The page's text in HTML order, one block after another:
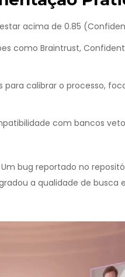
acima de 0.85
como Braintrust, Confident
para calibrar o processo,
com bancos
bug reportado no
a qualidade de busca